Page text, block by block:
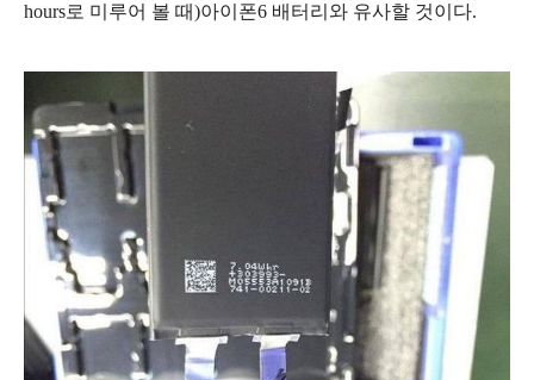
hours로 미루어 볼 때)아이폰6 배터리와 유사할 것이다.